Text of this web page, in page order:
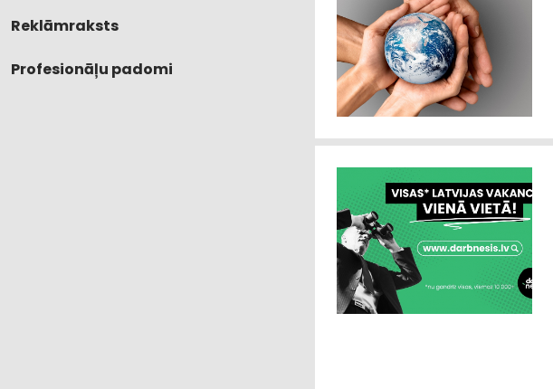
Reklāmraksts
Profesionāļu padomi